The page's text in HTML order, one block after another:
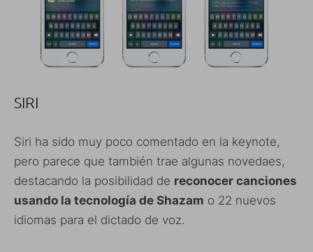
SIRI
Siri ha sido muy poco comentado en la keynote,
pero parece que también trae algunas novedaes,
destacando la posibilidad de reconocer canciones
usando la tecnología de Shazam o 22 nuevos
idiomas para el dictado de voz.